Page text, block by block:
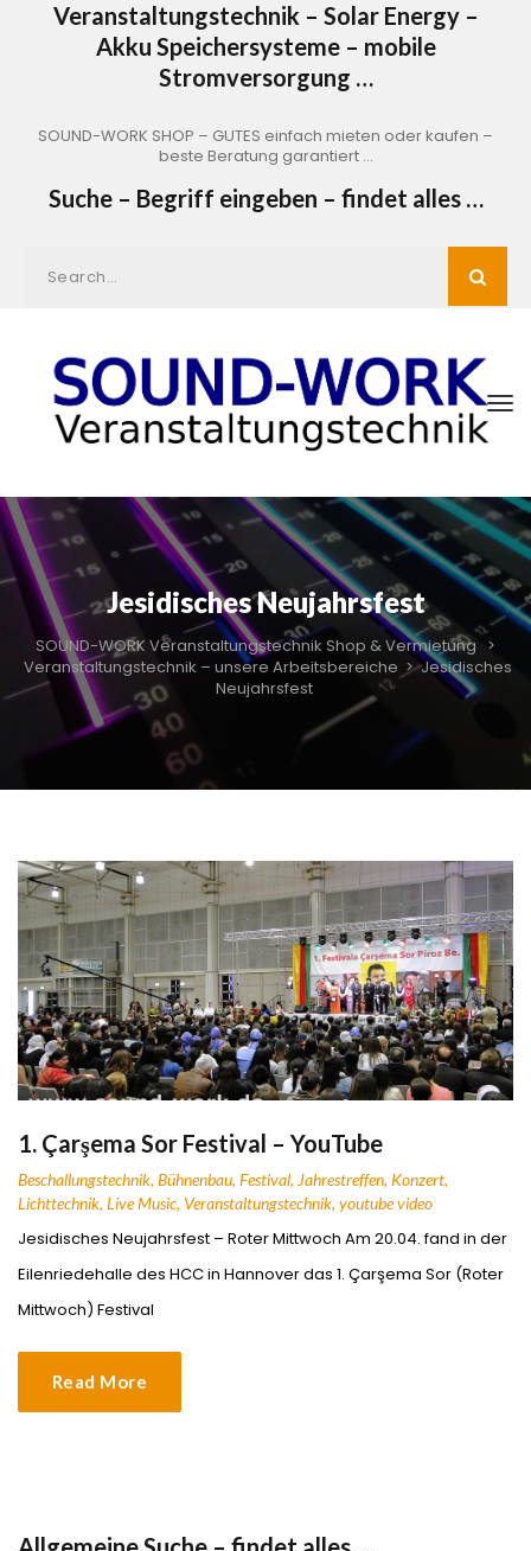
Veranstaltungstechnik – Solar Energy –
Akku Speichersysteme – mobile
Stromversorgung …
SOUND-WORK SHOP – GUTES einfach mieten oder kaufen –
beste Beratung garantiert …
Suche – Begriff eingeben – findet alles …
Jesidisches Neujahrsfest
SOUND-WORK Veranstaltungstechnik Shop & Vermietung >
Veranstaltungstechnik – unsere Arbeitsbereiche >Jesidisches
Neujahrsfest
1. Çarşema Sor Festival – YouTube
Beschallungstechnik, Bühnenbau, Festival, Jahrestreffen, Konzert,
Lichttechnik, Live Music, Veranstaltungstechnik, youtube video
Jesidisches Neujahrsfest – Roter Mittwoch Am 20.04. fand in der
Eilenriedehalle des HCC in Hannover das 1. Çarşema Sor (Roter
Mittwoch) Festival
Read More